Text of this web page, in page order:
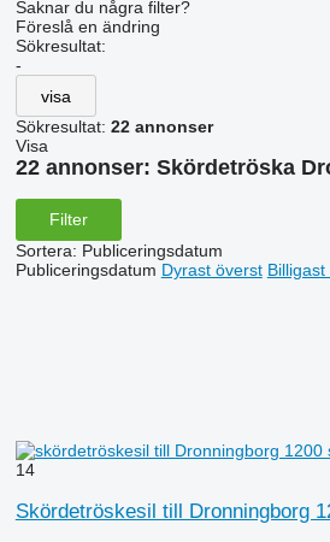
Saknar du några filter?
Föreslå en ändring
Sökresultat:
-
visa
Sökresultat: 22 annonser
Visa
22 annonser: Skördetröska
Filter
Sortera: Publiceringsdatum
Publiceringsdatum Dyrast överst
14
Skördetröskesil till Dronningborg